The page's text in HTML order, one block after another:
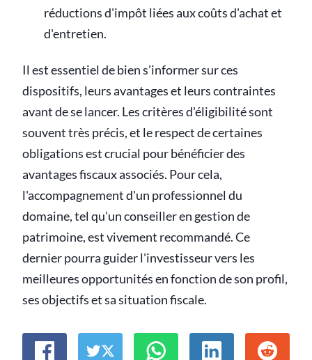
réductions d'impôt liées aux coûts d'achat et
d'entretien.
Il est essentiel de bien s'informer sur ces
dispositifs, leurs avantages et leurs contraintes
avant de se lancer. Les critères d'éligibilité sont
souvent très précis, et le respect de certaines
obligations est crucial pour bénéficier des
avantages fiscaux associés. Pour cela,
l'accompagnement d'un professionnel du
domaine, tel qu'un conseiller en gestion de
patrimoine, est vivement recommandé. Ce
dernier pourra guider l'investisseur vers les
meilleures opportunités en fonction de son profil,
ses objectifs et sa situation fiscale.